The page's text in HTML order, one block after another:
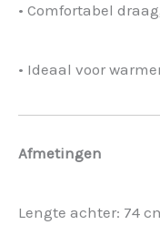
• Comfortabel
• Ideaal voor
Afmetingen
Lengte achter: 74